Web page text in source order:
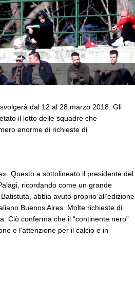
dal 12 al 28 marzo 2018. Gli
il lotto delle squadre che
enorme di richieste di
Questo a sottolineato il presidente del
ricordando come un grande
abbia avuto proprio all’edizione
Buenos Aires. Molte richieste di
Ciò conferma che il “continente nero”
e l’attenzione per il calcio e in